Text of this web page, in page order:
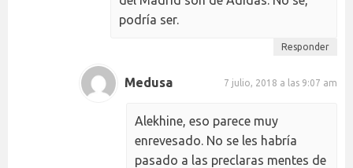
podría ser.
Responder
Medusa 7 julio, 2018 a las 9:07 am
Alekhine, eso parece muy
enrevesado. No se les habría
pasado a las preclaras mentes de